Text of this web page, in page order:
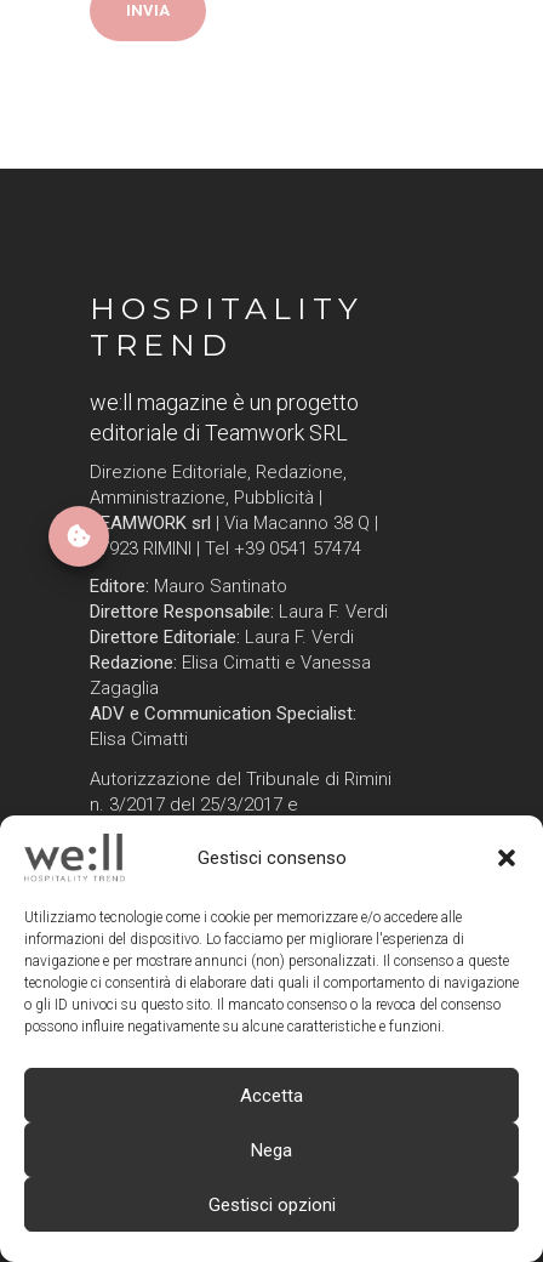
Gestisci consenso
Utilizziamo tecnologie come i cookie per memorizzare e/o accedere alle
informazioni del dispositivo. Lo facciamo per migliorare l'esperienza di
navigazione e per mostrare annunci (non) personalizzati. Il consenso a queste
tecnologie ci consentirà di elaborare dati quali il comportamento di navigazione
o gli ID univoci su questo sito. Il mancato consenso o la revoca del consenso
possono influire negativamente su alcune caratteristiche e funzioni.
Accetta
Nega
Gestisci opzioni
HOSPITALITY
TREND
we:ll magazine è un progetto
editoriale di Teamwork SRL
Direzione Editoriale, Redazione,
Amministrazione, Pubblicità |
TEAMWORK srl | Via Macanno 38 Q |
47923 RIMINI | Tel +39 0541 57474
Editore: Mauro Santinato
Direttore Responsabile: Laura F. Verdi
Direttore Editoriale: Laura F. Verdi
Redazione: Elisa Cimatti e Vanessa
Zagaglia
ADV e Communication Specialist:
Elisa Cimatti
Autorizzazione del Tribunale di Rimini
n. 3/2017 del 25/3/2017 e
successive modifiche del 9/10/2020
(Iscrizione al ROC n. 29413)
CONTATTI WE:LL
Redazione:
redazione@wellmagazine.it
Advertising:
advertising@wellmagazine.it
ARCHITETTURE DI VINO